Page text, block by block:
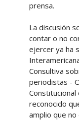
prensa.
La discusión
contar o no
ejercer ya ha
Consultiva
periodistas -
Constitucional
reconocido
amplio que